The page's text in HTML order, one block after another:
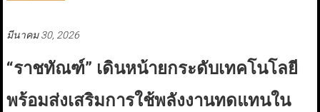
มีนาคม 30, 2026
“ราชทัณฑ์” เดินหน้ายกระดับเทคโนโลยี
พร้อมส่งเสริมการใช้พลังงานทดแทนใน